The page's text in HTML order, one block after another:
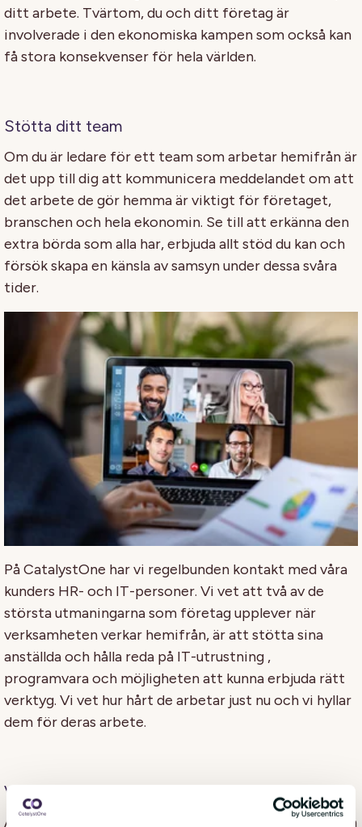
ditt arbete. Tvärtom, du och ditt företag är
involverade i den ekonomiska kampen som också kan
få stora konsekvenser för hela världen.
Stötta ditt team
Om du är ledare för ett team som arbetar hemifrån är
det upp till dig att kommunicera meddelandet om att
det arbete de gör hemma är viktigt för företaget,
branschen och hela ekonomin. Se till att erkänna den
extra börda som alla har, erbjuda allt stöd du kan och
försök skapa en känsla av samsyn under dessa svåra
tider.
På CatalystOne har vi regelbunden kontakt med våra
kunders HR- och IT-personer. Vi vet att två av de
största utmaningarna som företag upplever när
verksamheten verkar hemifrån, är att stötta sina
anställda och hålla reda på IT-utrustning ,
programvara och möjligheten att kunna erbjuda rätt
verktyg. Vi vet hur hårt de arbetar just nu och vi hyllar
dem för deras arbete.
Vi är alla hjältar
Alla som kan få saker gjorda under dessa extraordinära